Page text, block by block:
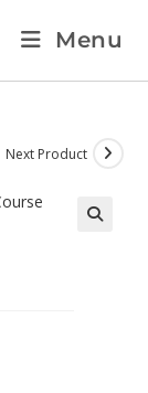
Menu
Next Product